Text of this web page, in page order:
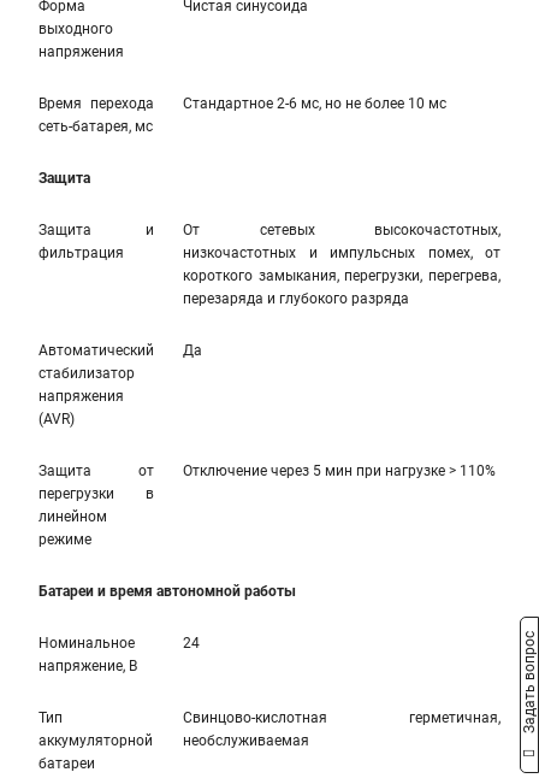
Форма
выходного
напряжения
Чистая синусоида
Время перехода
сеть-батарея, мс
Стандартное 2-6 мс, но не более 10 мс
Защита
Защита и
фильтрация
От сетевых высокочастотных,
низкочастотных и импульсных помех, от
короткого замыкания, перегрузки, перегрева,
перезаряда и глубокого разряда
Автоматический
стабилизатор
напряжения
(AVR)
Да
Защита от
перегрузки в
линейном
режиме
Отключение через 5 мин при нагрузке > 110%
Батареи и время автономной работы
Номинальное
напряжение, В
24
Тип
аккумуляторной
батареи
Свинцово-кислотная герметичная,
необслуживаемая
Задать вопрос